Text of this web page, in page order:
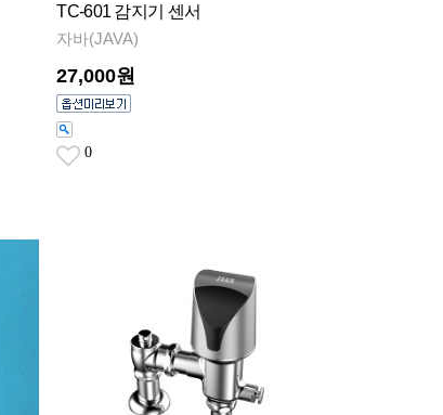
TC-601 감지기 센서
자바(JAVA)
27,000원
0